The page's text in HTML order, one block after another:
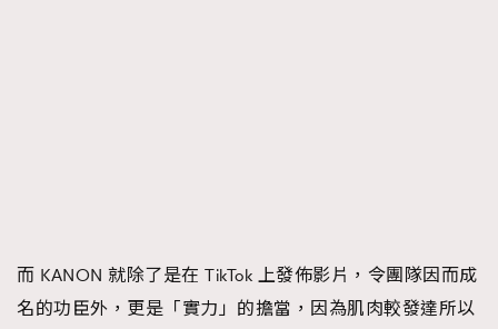
而 KANON 就除了是在 TikTok 上發佈影片，令團隊因而成
名的功臣外，更是「實力」的擔當，因為肌肉較發達所以